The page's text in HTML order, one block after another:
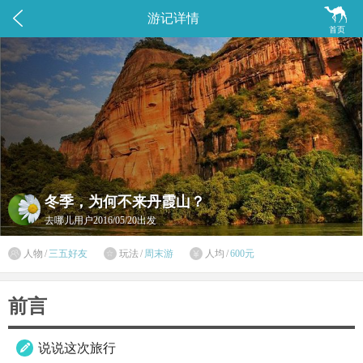
 
首页
游记详情
冬季，为何不来丹霞山？
去哪儿用户2016/05/20出发
 人物 / 三五好友  玩法 / 周末游  人均 /600元
前言
 说说这次旅行